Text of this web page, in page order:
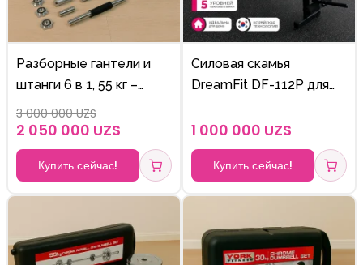
Разборные гантели и
штанги 6 в 1, 55 кг –
хромированный
комплект для силовых
тренировок
3 000 000 UZS
2 050 000 UZS
Купить сейчас!
Силовая скамья
DreamFit DF-112P для
спинка, стойка для
штанги, тренажёр для
бицепса
1 000 000 UZS
Купить сейчас!